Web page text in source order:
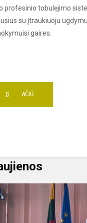
profesinio tobulėjimo
su įtraukiuoju
gaires.
AČIŪ
0